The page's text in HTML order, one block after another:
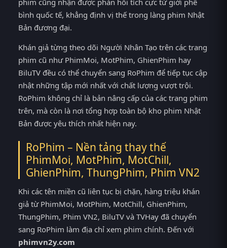
bình quốc tế, khẳng định vị thế trong làng phim Nhật
Bản đương đại.
Khán giả từng theo dõi Người Nhân Tạo trên các trang
phim cũ như PhimMoi, MotPhim, GhienPhim hay
BiluTV đều có thể chuyển sang RoPhim để tiếp tục cập
nhật những tập mới nhất với chất lượng vượt trội.
RoPhim không chỉ là bản nâng cấp của các trang phim
trên, mà còn là nơi tổng hợp toàn bộ kho phim Nhật
Bản được yêu thích nhất hiện nay.
RoPhim – Nền tảng thay thế
PhimMoi, MotPhim, MotChill,
GhienPhim, ThungPhim, Phim VN2
Khi các tên miền cũ liên tục bị chặn, hàng triệu khán
giả từ PhimMoi, MotPhim, MotChill, GhienPhim,
ThungPhim, Phim VN2, BiluTV và TVHay đã chuyển
sang RoPhim làm địa chỉ xem phim chính. Đến với
phimvn2y.com